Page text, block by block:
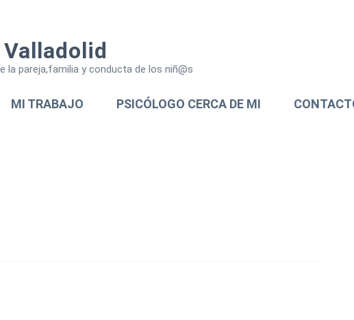
la pareja,familia y conducta de los niñ@s
MI TRABAJO PSICÓLOGO CERCA DE MI